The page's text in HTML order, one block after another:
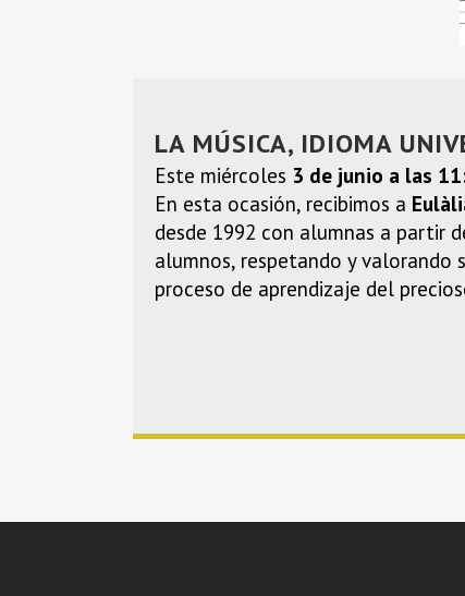
LA MÚSICA, IDIOMA
Este miércoles 3 de junio a las
En esta ocasión, recibimos a
desde 1992 con alumnas a partir
alumnos, respetando y valorando
proceso de aprendizaje del